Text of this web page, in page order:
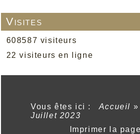
Visites
608587 visiteurs
22 visiteurs en ligne
Vous êtes ici : Accueil »
Juillet 2023
Imprimer la